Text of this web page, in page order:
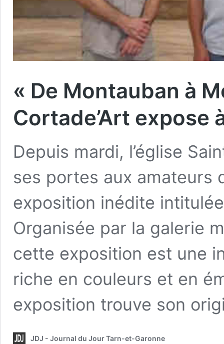
« De Montauban à
Cortade’Art expose
Depuis mardi, l’église
ses portes aux amateurs
exposition inédite
Organisée par la galerie
cette exposition est une
riche en couleurs et en
exposition trouve son
JDJ - Journal du Jour Tarn-et-Garonne